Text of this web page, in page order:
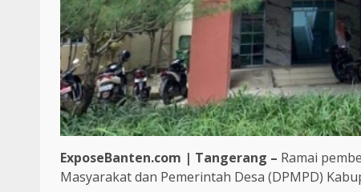
ExposeBanten.com | Tangerang – Ramai
Masyarakat dan Pemerintah Desa (DPMPD)